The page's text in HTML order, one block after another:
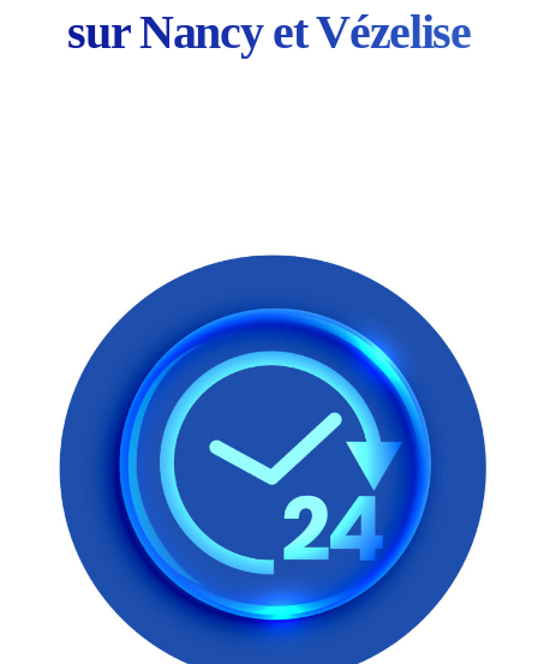
sur Nancy et Vézelise